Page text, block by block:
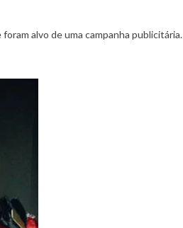
alvo de uma campanha publicitária.